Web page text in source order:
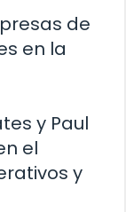
de
en la
y Paul
el
y